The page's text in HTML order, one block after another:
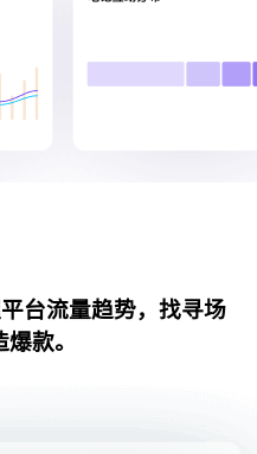
台流量趋势，找寻场
款。